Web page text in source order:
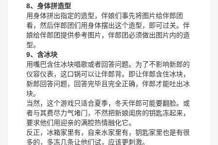
8、身体拼造型
用身体拼出指定的造型，伴娘们事先将图片给伴郎团
看，然后伴郎团们用身体摆出这个造型，即可过关。伴
娘给伴郎团提供参考图片，伴郎团必须做出图片内的造
型。
9、含冰块
用嘴巴含住冰块唱歌或者回答问题。为了不影响新郎的
仪容仪表，这口锅可以让伴郎背。即让伴郎含住冰块，
新郎回答问题，回答完毕且完全正确，伴郎才能吐出冰
块。
当然，这个游戏只适合夏季，冬天伴郎可能要翻脸。或
者与其费尽力气堵门，不然把新娘闺房的钥匙冻起来，
要求他们用迎亲的满腔热情融化它。
反正，冰箱家里有，自来水家里有，钥匙家里也是有很
多的，多冻几条让他们试，应该更刺激。